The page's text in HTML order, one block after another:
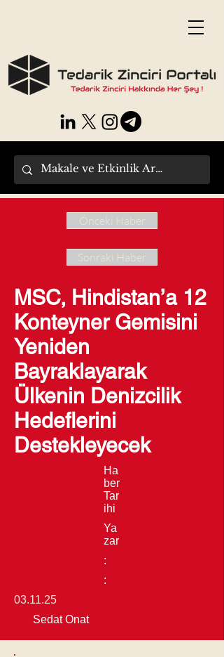
Önceki Haber
Sonraki Haber
MSC, Hindistan’a 12
Konteyner Gemisini
Yeniden
Bayraklayarak
Ülkenin Denizcilik
Hedeflerini
Destekleyecek
Ha
ber
Tar
ihi
Ya
zar
:
:
03.11.25
Sedat Onat